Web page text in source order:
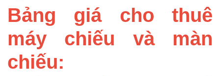
Bảng giá cho thuê
máy chiếu và màn
chiếu: